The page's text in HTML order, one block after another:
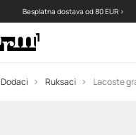
Besplatna dostava od 80 EUR >
Dodaci Ruksaci Lacoste